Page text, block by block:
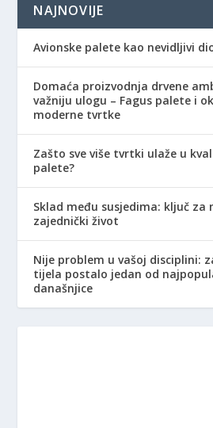
NAJNOVIJE
Avionske palete kao nevidljivi
Domaća proizvodnja drvene
važniju ulogu – Fagus palete i
moderne tvrtke
Zašto sve više tvrtki ulaže u
palete?
Sklad među susjedima: ključ
zajednički život
Nije problem u vašoj disciplini:
tijela postalo jedan od
današnjice